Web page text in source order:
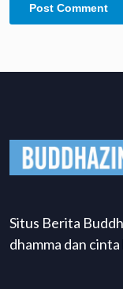
Situs Berita
dhamma dan cinta